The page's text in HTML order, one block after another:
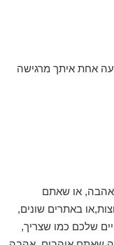
אחת איתך מרגישה
אהבה, או שאתם
באתרים שונים,
שלכם כמו שצריך,